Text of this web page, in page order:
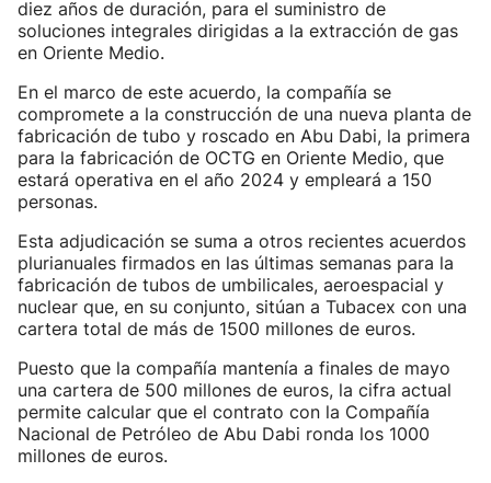
diez años de duración, para el suministro de
soluciones integrales dirigidas a la extracción de gas
en Oriente Medio.
En el marco de este acuerdo, la compañía se
compromete a la construcción de una nueva planta de
fabricación de tubo y roscado en Abu Dabi, la primera
para la fabricación de OCTG en Oriente Medio, que
estará operativa en el año 2024 y empleará a 150
personas.
Esta adjudicación se suma a otros recientes acuerdos
plurianuales firmados en las últimas semanas para la
fabricación de tubos de umbilicales, aeroespacial y
nuclear que, en su conjunto, sitúan a Tubacex con una
cartera total de más de 1500 millones de euros.
Puesto que la compañía mantenía a finales de mayo
una cartera de 500 millones de euros, la cifra actual
permite calcular que el contrato con la Compañía
Nacional de Petróleo de Abu Dabi ronda los 1000
millones de euros.